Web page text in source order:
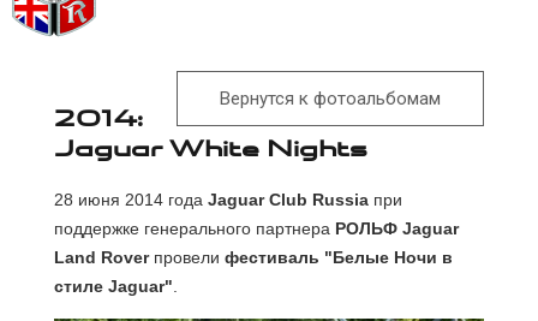
Новости Jaguar
Клуб
Программа привилегий
Форум
Вернутся к фотоальбомам
2014:
Jaguar White Nights
28 июня 2014 года Jaguar Club Russia при
поддержке генерального партнера РОЛЬФ Jaguar
Land Roverпровели фестиваль "Белые Ночи в
стиле Jaguar"